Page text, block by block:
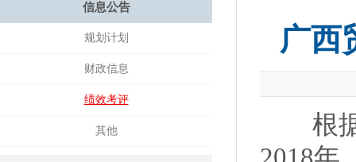
信息公告
规划计划
财政信息
绩效考评
其他
广西
根据